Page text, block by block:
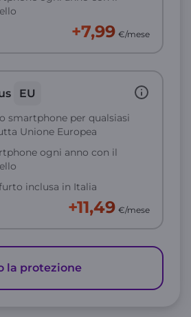
+7,99 €/mese
EU
smartphone per qualsiasi
Unione Europea
ogni anno con il
inclusa in Italia
+11,49 €/mese
la protezione